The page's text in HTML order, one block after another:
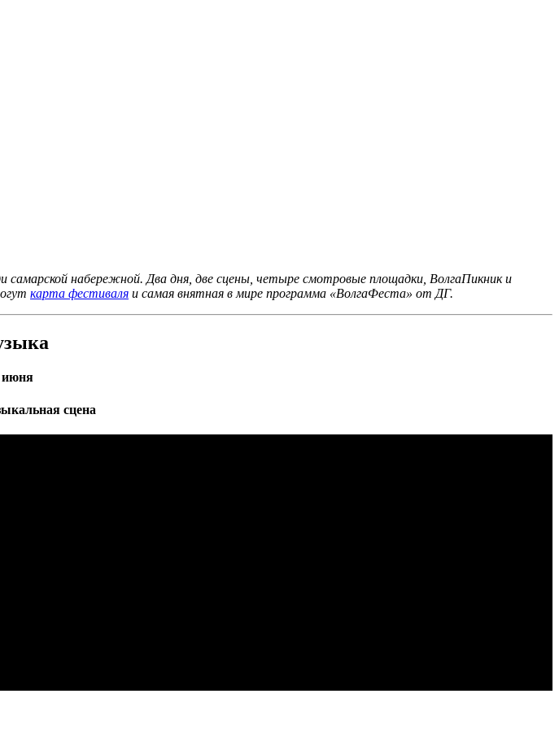
набережной. Два дня, две сцены, четыре смотровые площадки, ВолгаПикник и
карта фестиваля и самая внятная в мире программа «ВолгаФеста» от ДГ.
июня
сцена